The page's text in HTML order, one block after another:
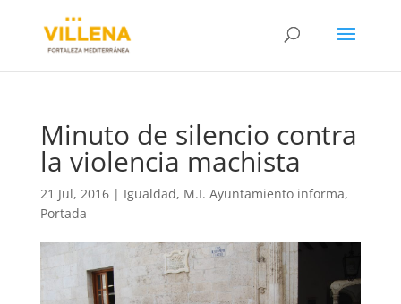
Minuto de silencio contra
la violencia machista
21 Jul, 2016| Igualdad, M.I. Ayuntamiento informa,
Portada